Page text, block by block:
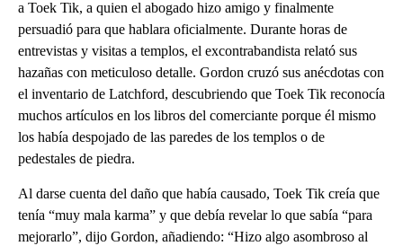
a Toek Tik, a quien el abogado hizo amigo y finalmente
persuadió para que hablara oficialmente. Durante horas de
entrevistas y visitas a templos, el excontrabandista relató sus
hazañas con meticuloso detalle. Gordon cruzó sus anécdotas con
el inventario de Latchford, descubriendo que Toek Tik reconocía
muchos artículos en los libros del comerciante porque él mismo
los había despojado de las paredes de los templos o de
pedestales de piedra.
Al darse cuenta del daño que había causado, Toek Tik creía que
tenía “muy mala karma” y que debía revelar lo que sabía “para
mejorarlo”, dijo Gordon, añadiendo: “Hizo algo asombroso al